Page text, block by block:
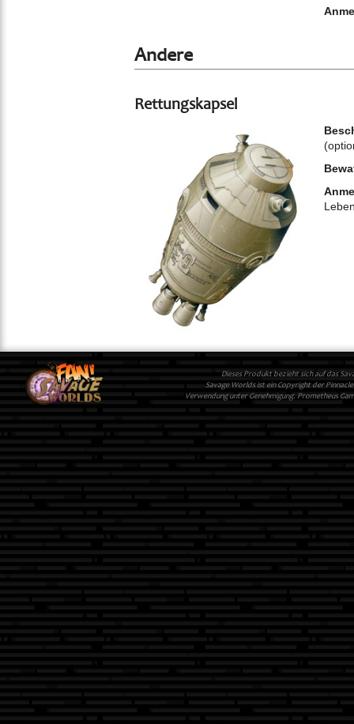
Andere
Rettungskapsel
Dieses Produkt bezieht sich auf das
Savage Worlds ist ein Copyright der
Verwendung unter Genehmigung. Prometheus